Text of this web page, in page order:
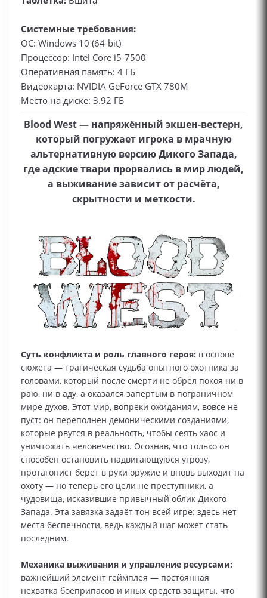
Системные требования:
ОС: Windows 10 (64-bit)
Процессор: Intel Core i5-7500
Оперативная память: 4 ГБ
Видеокарта: NVIDIA GeForce GTX 780M
Место на диске: 3.92 ГБ
Blood West — напряжённый экшен‑вестерн,
который погружает игрока в мрачную
альтернативную версию Дикого Запада,
где адские твари прорвались в мир людей,
а выживание зависит от расчёта,
скрытности и меткости.
Суть конфликта и роль главного героя: в основе
сюжета — трагическая судьба опытного охотника за
головами, который после смерти не обрёл покоя ни в
раю, ни в аду, а оказался запертым в пограничном
мире духов. Этот мир, вопреки ожиданиям, вовсе не
пуст: он переполнен демоническими созданиями,
которые рвутся в реальность, чтобы сеять хаос и
уничтожать человечество. Осознав, что только он
способен остановить надвигающуюся угрозу,
протагонист берёт в руки оружие и вновь выходит на
охоту — но теперь его цели не преступники, а
чудовища, исказившие привычный облик Дикого
Запада. Эта завязка задаёт тон всей игре: здесь нет
места беспечности, ведь каждый шаг может стать
последним.
Механика выживания и управление ресурсами:
важнейший элемент геймплея — постоянная
нехватка боеприпасов и иных средств защиты, что